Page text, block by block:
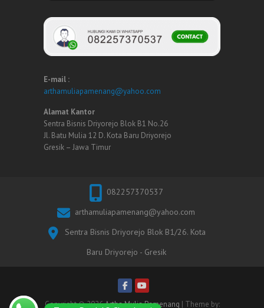
E-mail :
arthamuliapamenang@yahoo.com
Alamat Kantor
Sentra Bisnis Driyorejo Blok B1 No.26
Jl. Batu Mulia 12 D. Kota Baru Driyorejo
Gresik – Jawa Timur
082257370537
arthamuliapamenang@yahoo.com
Sentra Bisnis Driyorejo Blok B1/26. Kota
Baru Driyorejo - Gresik
Copyright © 2026Artha Mulia Pamenang | Theme by: